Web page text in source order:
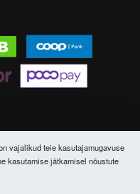
õigused kaitstud.
vajalikud teie kasutajamugavuse
kasutamise jätkamisel nõustute